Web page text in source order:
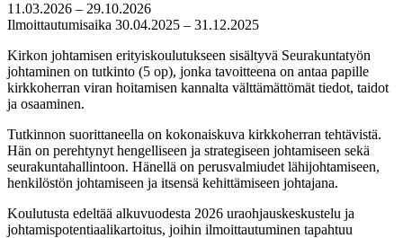
11.03.2026 – 29.10.2026
Ilmoittautumisaika 30.04.2025 – 31.12.2025
Kirkon johtamisen erityiskoulutukseen sisältyvä Seurakuntatyön
johtaminen on tutkinto (5 op), jonka tavoitteena on antaa papille
kirkkoherran viran hoitamisen kannalta välttämättömät tiedot, taidot
ja osaaminen.
Tutkinnon suorittaneella on kokonaiskuva kirkkoherran tehtävistä.
Hän on perehtynyt hengelliseen ja strategiseen johtamiseen sekä
seurakuntahallintoon. Hänellä on perusvalmiudet lähijohtamiseen,
henkilöstön johtamiseen ja itsensä kehittämiseen johtajana.
Koulutusta edeltää alkuvuodesta 2026 uraohjauskeskustelu ja
johtamispotentiaalikartoitus, joihin ilmoittautuminen tapahtuu